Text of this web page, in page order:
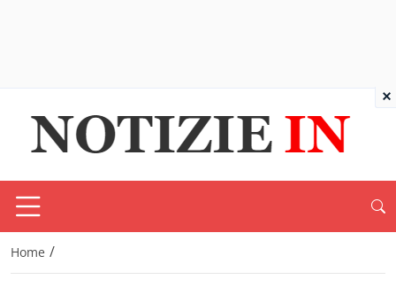
Home /
×